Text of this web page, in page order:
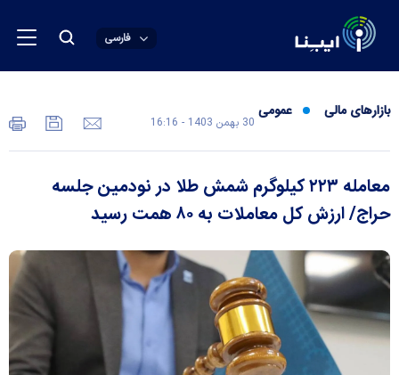
فارسی
بازارهای مالی عمومی
30 بهمن 1403 - 16:16
معامله ۲۲۳ کیلوگرم شمش طلا در نودمین جلسه
حراج/ ارزش کل معاملات به ۸۰ همت رسید